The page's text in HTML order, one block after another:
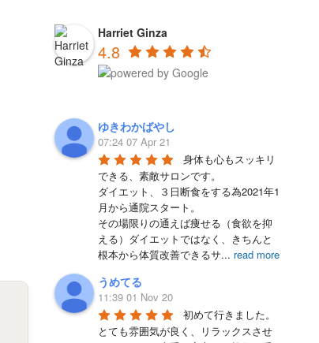
Harriet Ginza
4.8
ゆきわかばやし
07:24 07 Apr 21
身体も心もスッキリ
できる、素敵サロンです。
ダイエット、３日断食をする為2021年1
月から通院スタート。
その場限りの通えば痩せる（食欲を抑
える）ダイエットではなく、きちんと
根本から体質改善できるサ... read more
うめてる
11:39 01 Nov 20
初めて行きました。
とても雰囲気が良く、リラックスさせ